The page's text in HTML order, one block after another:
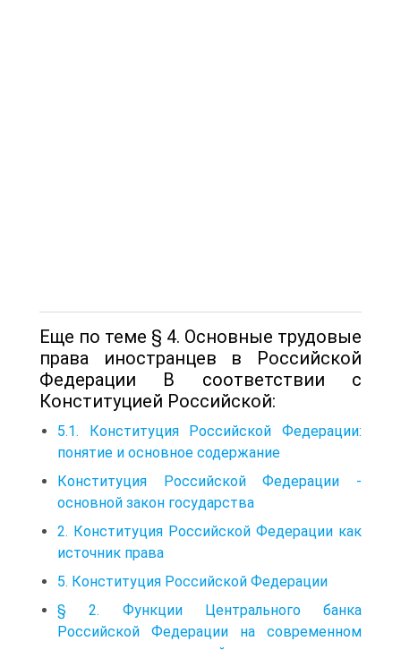
Еще по теме § 4. Основные трудовые
права иностранцев в Российской
Федерации В соответствии с
Конституцией Российской:
5.1. Конституция Российской Федерации:
понятие и основное содержание
Конституция Российской Федерации -
основной закон государства
2. Конституция Российской Федерации как
источник права
5. Конституция Российской Федерации
§ 2. Функции Центрального банка
Российской Федерации на современном